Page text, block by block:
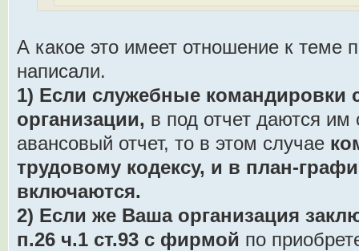
А какое это имеет отношение к
написали.
1) Если служебные командировки
организации, в под отчет даются
авансовый отчет, то в этом случае
трудовому кодексу, и в план-
включаются.
2) Если же Ваша организация
п.26 ч.1 ст.93 с фирмой по